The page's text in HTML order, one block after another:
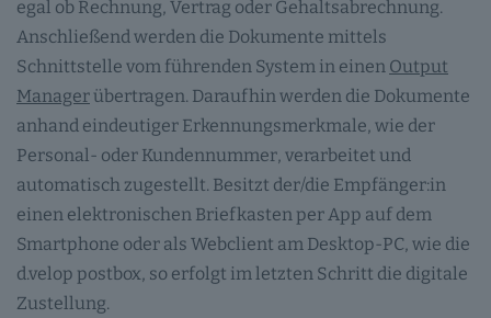
egal ob Rechnung, Vertrag oder Gehaltsabrechnung.
Anschließend werden die Dokumente mittels
Schnittstelle vom führenden System in einen Output
Manager übertragen. Daraufhin werden die Dokumente
anhand eindeutiger Erkennungsmerkmale, wie der
Personal- oder Kundennummer, verarbeitet und
automatisch zugestellt. Besitzt der/die Empfänger:in
einen elektronischen Briefkasten per App auf dem
Smartphone oder als Webclient am Desktop-PC, wie die
d.velop postbox, so erfolgt im letzten Schritt die digitale
Zustellung.